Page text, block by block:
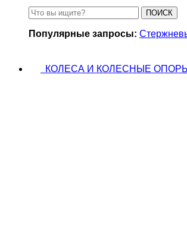
ПОИСК
Популярные запросы:
КОЛЕСА И КОЛЕСНЫЕ ОПОРЫ